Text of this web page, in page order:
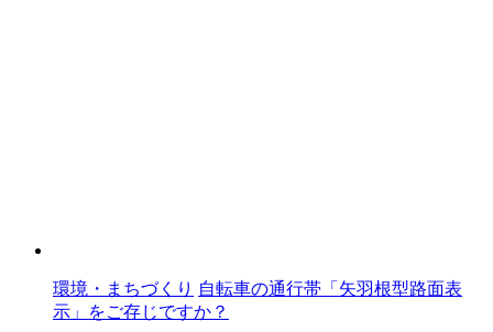
環境・まちづくり 自転車の通行帯「矢羽根型路面表
示」をご存じですか？